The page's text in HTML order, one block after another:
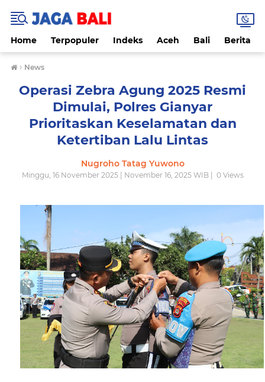
Home Terpopuler Indeks Aceh Bali Berita
› News
Operasi Zebra Agung 2025 Resmi
Dimulai, Polres Gianyar
Prioritaskan Keselamatan dan
Ketertiban Lalu Lintas
Nugroho Tatag Yuwono
Minggu, 16 November 2025 | November 16, 2025 WIB | 0Views